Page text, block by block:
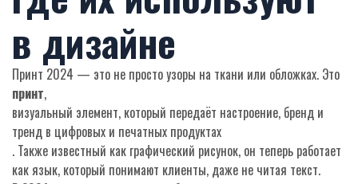
в дизайне
Принт 2024 — это не просто узоры на ткани или обложках. Это
принт,
визуальный элемент, который передаёт настроение, бренд и
тренд в цифровых и печатных продуктах
. Также известный как графический рисунок, он теперь работает
как язык, который понимают клиенты, даже не читая текст.